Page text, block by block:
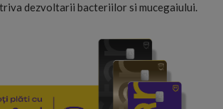
dezvoltarii bacteriilor si mucegaiului.